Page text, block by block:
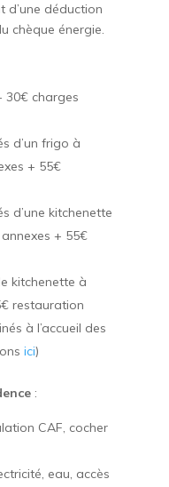
d’une déduction
chèque énergie.
30€ charges
d’un frigo à
+ 55€
d’une kitchenette
+ 55€
kitchenette à
restauration
à l’accueil des
ici)
:
CAF, cocher
eau, accès